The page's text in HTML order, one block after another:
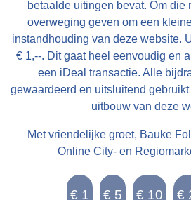
Pytter Jelles en Ytie Jorrits.
1757 getrouwd in Oosthem
Westhem / Wolsum. Zoon
1759. In 1768 is Pytter Jelles
Folsgare op de boerderij
25. Jelle trouwt in 1783 met
Jirnsum. Ze volgen dan
Verder is er weinig over de
Jelle Pytters komt Yme
boerderij. Daarna komt
betaalde uitingen bevat. Om die
overweging geven om een
instandhouding van deze website.
€ 1,--. Dit gaat heel eenvoudig en
een iDeal transactie. Alle
gewaardeerd en uitsluitend
uitbouw van deze
Met vriendelijke groet, Bauke
Online City- en